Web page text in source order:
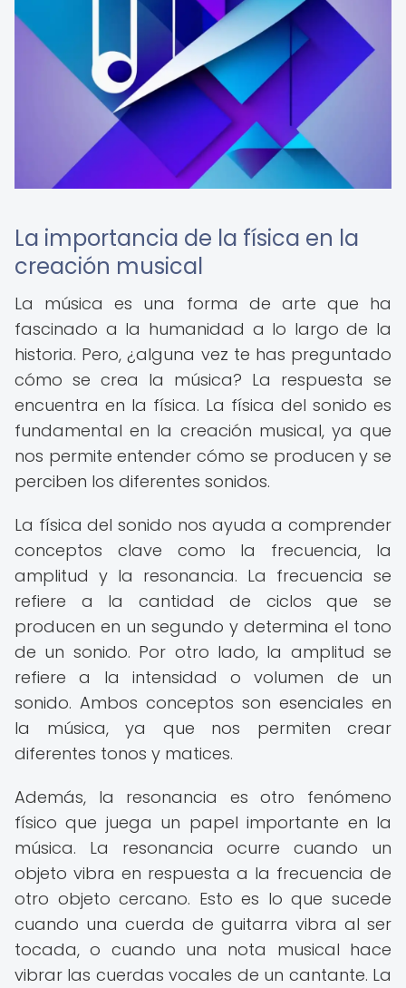
La importancia de la física en la
creación musical
La música es una forma de arte que ha
fascinado a la humanidad a lo largo de la
historia. Pero, ¿alguna vez te has preguntado
cómo se crea la música? La respuesta se
encuentra en la física. La física del sonido es
fundamental en la creación musical, ya que
nos permite entender cómo se producen y se
perciben los diferentes sonidos.
La física del sonido nos ayuda a comprender
conceptos clave como la frecuencia, la
amplitud y la resonancia. La frecuencia se
refiere a la cantidad de ciclos que se
producen en un segundo y determina el tono
de un sonido. Por otro lado, la amplitud se
refiere a la intensidad o volumen de un
sonido. Ambos conceptos son esenciales en
la música, ya que nos permiten crear
diferentes tonos y matices.
Además, la resonancia es otro fenómeno
físico que juega un papel importante en la
música. La resonancia ocurre cuando un
objeto vibra en respuesta a la frecuencia de
otro objeto cercano. Esto es lo que sucede
cuando una cuerda de guitarra vibra al ser
tocada, o cuando una nota musical hace
vibrar las cuerdas vocales de un cantante. La